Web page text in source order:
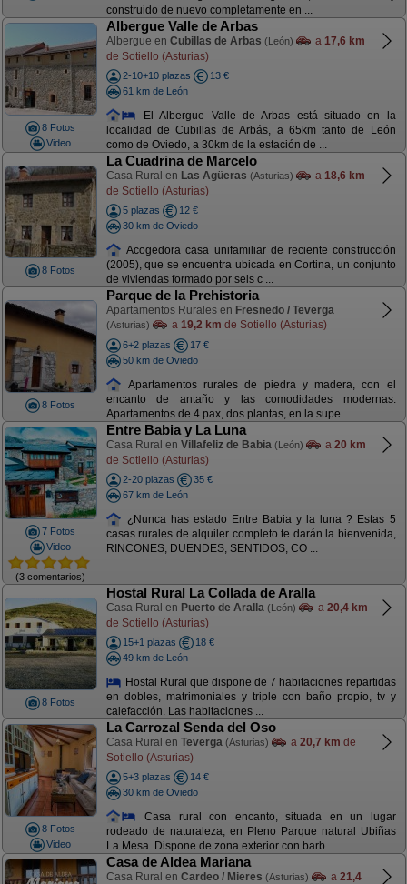
construido de nuevo completamente en ...
8 Fotos
Video
Albergue Valle de Arbas
Albergue en Cubillas de Arbas (León) a 17,6 km
de Sotiello (Asturias)
2-10+10 plazas
13 €
61 km de León
El Albergue Valle de Arbas está situado en la
localidad de Cubillas de Arbás, a 65km tanto de León
como de Oviedo, a 30km de la estación de ...
8 Fotos
La Cuadrina de Marcelo
Casa Rural en Las Agüeras (Asturias) a 18,6 km
de Sotiello (Asturias)
5 plazas
12 €
30 km de Oviedo
Acogedora casa unifamiliar de reciente construcción
(2005), que se encuentra ubicada en Cortina, un conjunto
de viviendas formado por seis c ...
8 Fotos
Parque de la Prehistoria
Apartamentos Rurales en Fresnedo / Teverga
(Asturias) a 19,2 km de Sotiello (Asturias)
6+2 plazas
17 €
50 km de Oviedo
Apartamentos rurales de piedra y madera, con el
encanto de antaño y las comodidades modernas.
Apartamentos de 4 pax, dos plantas, en la supe ...
7 Fotos
Video
(3 comentarios)
Entre Babia y La Luna
Casa Rural en Villafeliz de Babia (León) a 20 km
de Sotiello (Asturias)
2-20 plazas
35 €
67 km de León
¿Nunca has estado Entre Babia y la luna ? Estas 5
casas rurales de alquiler completo te darán la bienvenida,
RINCONES, DUENDES, SENTIDOS, CO ...
8 Fotos
Hostal Rural La Collada de Aralla
Casa Rural en Puerto de Aralla (León) a 20,4 km
de Sotiello (Asturias)
15+1 plazas
18 €
49 km de León
Hostal Rural que dispone de 7 habitaciones repartidas
en dobles, matrimoniales y triple con baño propio, tv y
calefacción. Las habitaciones ...
8 Fotos
Video
La Carrozal Senda del Oso
Casa Rural en Teverga (Asturias) a 20,7 km de
Sotiello (Asturias)
5+3 plazas
14 €
30 km de Oviedo
Casa rural con encanto, situada en un lugar
rodeado de naturaleza, en Pleno Parque natural Ubiñas
La Mesa. Dispone de zona exterior con barb ...
Casa de Aldea Mariana
Casa Rural en Cardeo / Mieres (Asturias) a 21,4